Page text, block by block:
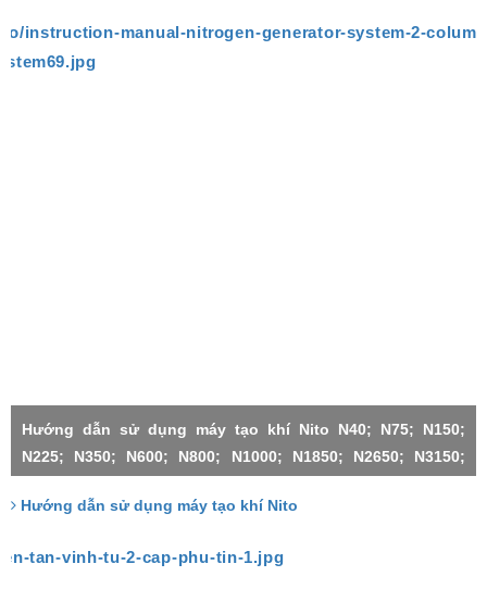
Hướng dẫn sử dụng máy tạo khí Nito N40; N75; N150;
N225; N350; N600; N800; N1000; N1850; N2650; N3150;
N4500X4; N4500X5; N4500X6;
Hướng dẫn sử dụng máy tạo khí Nito